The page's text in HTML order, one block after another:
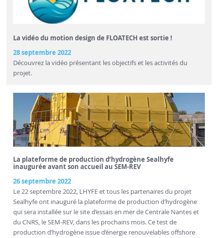
La vidéo du motion design de FLOATECH est sortie !
28 septembre 2022
Découvrez la vidéo présentant les objectifs et les activités du
projet.
La plateforme de production d’hydrogène Sealhyfe
inaugurée avant son accueil au SEM-REV
26 septembre 2022
Le 22 septembre 2022, LHYFE et tous les partenaires du projet
Sealhyfe ont inauguré la plateforme de production d’hydrogène
qui sera installée sur le site d’essais en mer de Centrale Nantes et
du CNRS, le SEM-REV, dans les prochains mois. Ce test de
production d’hydrogène issue d’énergie renouvelables offshore